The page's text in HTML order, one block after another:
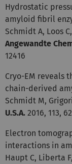
Hydrostatic
amyloid fibril
Schmidt A, Loos
Angewandte
Cryo-EM reveals
chain-derived
Schmidt M,
U.S.A.
Electron
interactions in
Haupt C, Liberta